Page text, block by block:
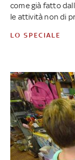
come già fatto
le attività non di
LO SPECIALE